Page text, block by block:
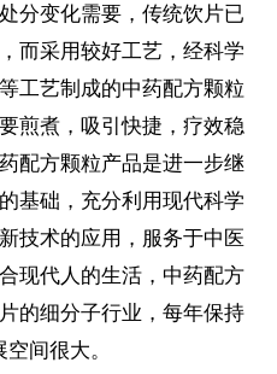
变化需要，传统饮片已
而采用较好工艺，经科学
工艺制成的中药配方颗粒
煎煮，吸引快捷，疗效稳
配方颗粒产品是进一步继
基础，充分利用现代科学
技术的应用，服务于中医
现代人的生活，中药配方
的细分子行业，每年保持
间很大。